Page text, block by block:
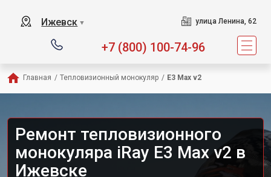
Ижевск ▼ улица Ленина, 62
+7 (800) 100-74-96
Главная / Тепловизионный монокуляр / E3 Max v2
Ремонт тепловизионного
монокуляра iRay E3 Max v2 в
Ижевске